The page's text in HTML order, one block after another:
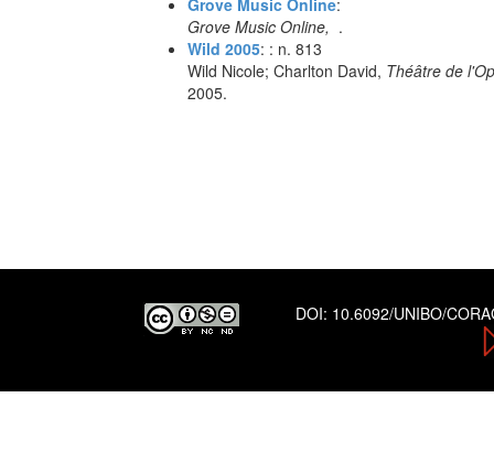
Grove Music Online:
Grove Music Online, .
Wild 2005: : n. 813
Wild Nicole; Charlton David, Théâtre de
2005.
DOI: 10.6092/UNIBO/